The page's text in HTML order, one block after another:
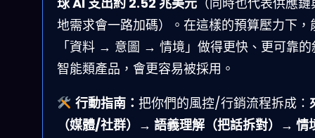
地需求會一路加碼）。在這樣的預算壓力下，
「資料 → 意圖 → 情境」做得更快、更可靠的
智能類產品，會更容易被採用。
行動指南： 把你們的風控/行銷流程拆成：
（媒體/社群）→ 語義理解（把話拆對）→ 情